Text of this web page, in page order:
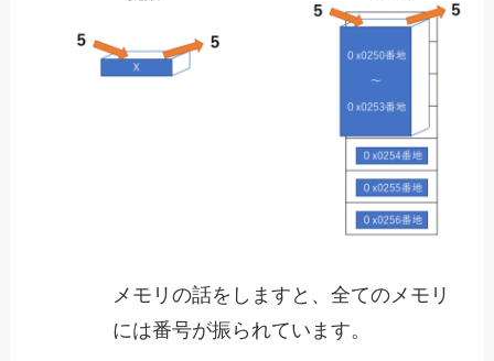
メモリの話をしますと、全てのメモリ
には番号が振られています。